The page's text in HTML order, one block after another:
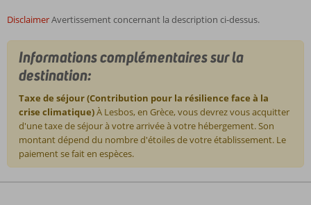
DisclaimerAvertissement concernant la description ci-dessus.
Informations complémentaires sur la
destination:
Taxe de séjour (Contribution pour la résilience face à la
crise climatique)À Lesbos, en Grèce, vous devrez vous acquitter
d'une taxe de séjour à votre arrivée à votre hébergement. Son
montant dépend du nombre d'étoiles de votre établissement. Le
paiement se fait en espèces.